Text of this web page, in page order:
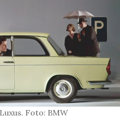
Foto: BMW